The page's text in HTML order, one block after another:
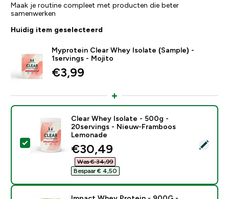
Maak je routine compleet met producten die beter
samenwerken
Huidig item geselecteerd
Myprotein Clear Whey Isolate (Sample) -
1servings - Mojito
€3,99‎
Selecteer dit product - Clear Whey Isolate - 500g -
Clear Whey Isolate - 500g -
20servings - Nieuw-Framboos
Lemonade
discounted price
€30,49‎
Was € 34,99‎
Bespaar € 4,50‎